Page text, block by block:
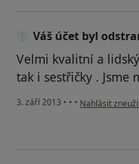
Váš účet byl
Velmi kvalitní a
tak i sestřičky . Jsme
3. září 2013 • • • podle názoru
Nahlásit